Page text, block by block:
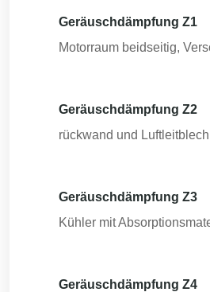
Geräuschdämpfung Z1
Motorraum beidseitig,
Geräuschdämpfung Z2
rückwand und
Geräuschdämpfung Z3
Kühler mit
Geräuschdämpfung Z4